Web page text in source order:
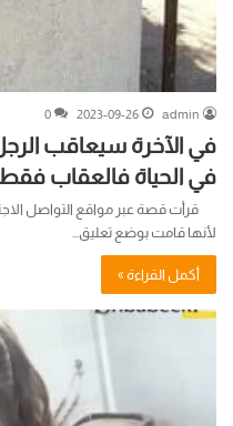
admin
2023-09-26
0
في الآخرة سيعاقب
في الحياة فالعقاب فقط
قرأت قصة عبر مواقع التواصل
لأنها قامت بوضع تعليق…
أكمل القراءة »